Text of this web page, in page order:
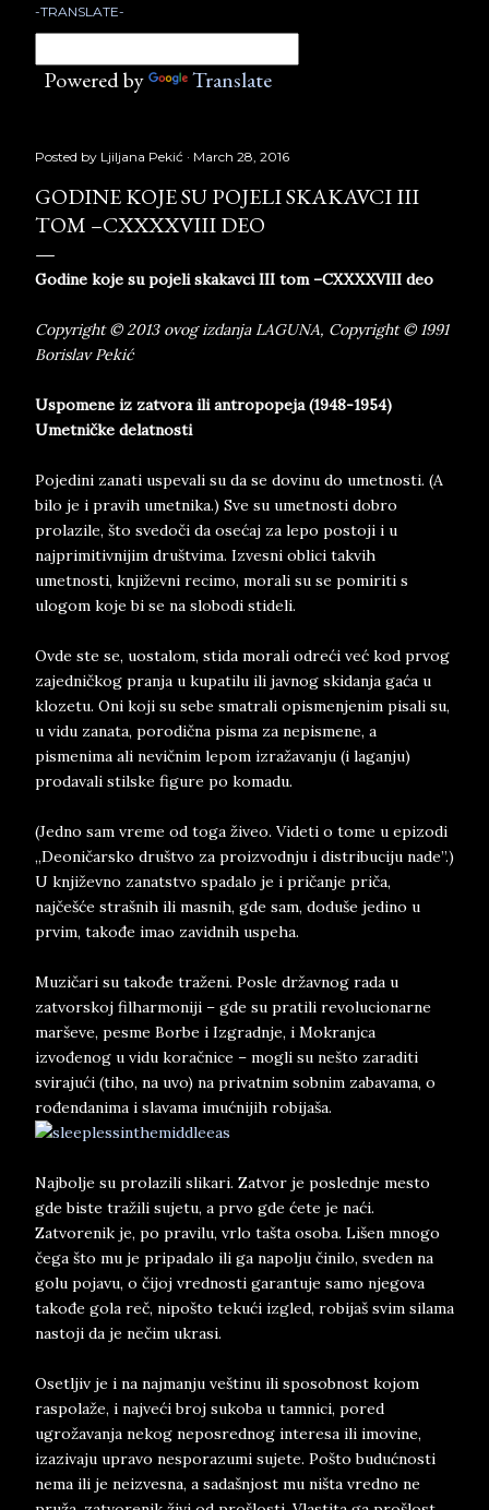
-TRANSLATE-
Powered by Translate
Posted by Ljiljana Pekić March 28, 2016
GODINE KOJE SU POJELI SKAKAVCI III
TOM –CXXXXVIII DEO
Godine koje su pojeli skakavci III tom –CXXXXVIII deo
Copyright © 2013 ovog izdanja LAGUNA, Copyright © 1991
Borislav Pekić
Uspomene iz zatvora ili antropopeja (1948-1954)
Umetničke delatnosti
Pojedini zanati uspevali su da se dovinu do umetnosti. (A
bilo je i pravih umetnika.) Sve su umetnosti dobro
prolazile, što svedoči da osećaj za lepo postoji i u
najprimitivnijim društvima. Izvesni oblici takvih
umetnosti, književni recimo, morali su se pomiriti s
ulogom koje bi se na slobodi stideli.
Ovde ste se, uostalom, stida morali odreći već kod prvog
zajedničkog pranja u kupatilu ili javnog skidanja gaća u
klozetu. Oni koji su sebe smatrali opismenjenim pisali su,
u vidu zanata, porodična pisma za nepismene, a
pismenima ali nevičnim lepom izražavanju (i laganju)
prodavali stilske figure po komadu.
(Jedno sam vreme od toga živeo. Videti o tome u epizodi
„Deoničarsko društvo za proizvodnju i distribuciju nade”.)
U književno zanatstvo spadalo je i pričanje priča,
najčešće strašnih ili masnih, gde sam, doduše jedino u
prvim, takođe imao zavidnih uspeha.
Muzičari su takođe traženi. Posle državnog rada u
zatvorskoj filharmoniji – gde su pratili revolucionarne
marševe, pesme Borbe i Izgradnje, i Mokranjca
izvođenog u vidu koračnice – mogli su nešto zaraditi
svirajući (tiho, na uvo) na privatnim sobnim zabavama, o
rođendanima i slavama imućnijih robijaša.
Najbolje su prolazili slikari. Zatvor je poslednje mesto
gde biste tražili sujetu, a prvo gde ćete je naći.
Zatvorenik je, po pravilu, vrlo tašta osoba. Lišen mnogo
čega što mu je pripadalo ili ga napolju činilo, sveden na
golu pojavu, o čijoj vrednosti garantuje samo njegova
takođe gola reč, nipošto tekući izgled, robijaš svim silama
nastoji da je nečim ukrasi.
Osetljiv je i na najmanju veštinu ili sposobnost kojom
raspolaže, i najveći broj sukoba u tamnici, pored
ugrožavanja nekog neposrednog interesa ili imovine,
izazivaju upravo nesporazumi sujete. Pošto budućnosti
nema ili je neizvesna, a sadašnjost mu ništa vredno ne